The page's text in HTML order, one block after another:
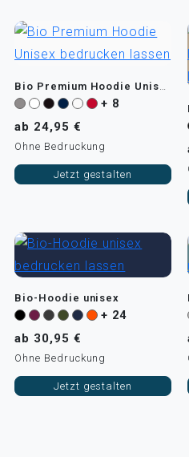
+ 8
ab 24,95 €
Ohne Bedruckung
Jetzt gestalten
Bio-Hoodie unisex
+ 24
ab 30,95 €
Ohne Bedruckung
Jetzt gestalten